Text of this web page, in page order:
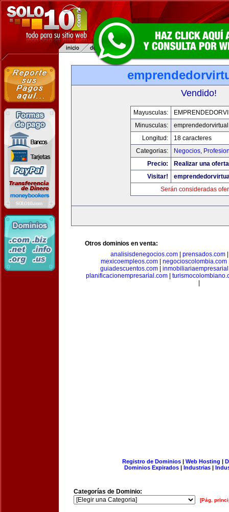
Vendido!
Mayusculas:
Minusculas:
Longitud:
18 caracteres
Categorias:
Negocios,
Precio:
Realizar una
Visitar!
Serán consideradas
Otros dominios en venta:
analisisdenegocios.com
prensados.com
mexicoempleos.com
negocioscolombia.com
guiadescuentos.com
planificacionempresarial.com
Registro de Dominios| Web Hosting |
Dominios Expirados | Industrias |
Categorías de Dominio:
[Pág.